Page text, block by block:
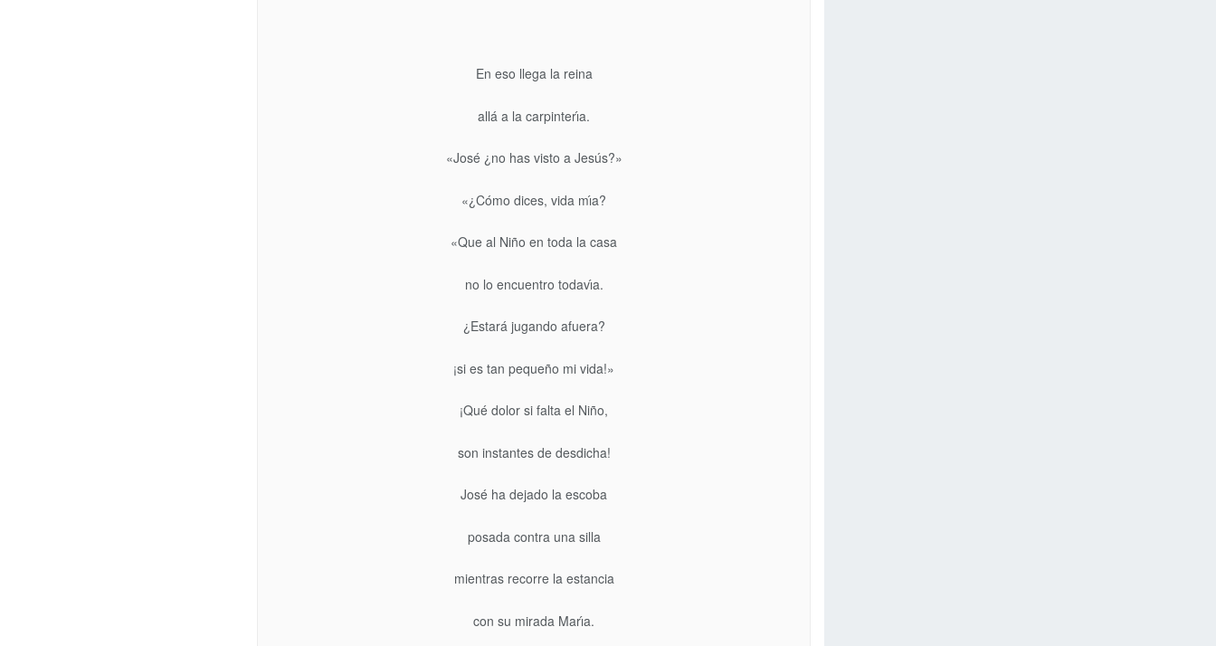
En eso llega la reina
allá a la carpinterı́a.
«José ¿no has visto a Jesús?»
«¿Cómo dices, vida mı́a?
«Que al Niño en toda la casa
no lo encuentro todavı́a.
¿Estará jugando afuera?
¡si es tan pequeño mi vida!»
¡Qué dolor si falta el Niño,
son instantes de desdicha!
José ha dejado la escoba
posada contra una silla
mientras recorre la estancia
con su mirada Marı́a.